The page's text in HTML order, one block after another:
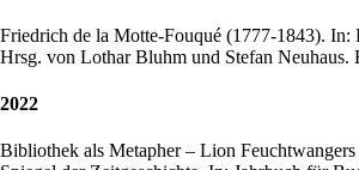
Friedrich de la Motte-Fouqué (1777-1843). In:
Hrsg. von Lothar Bluhm und Stefan Neuhaus.
2022
Bibliothek als Metapher – Lion